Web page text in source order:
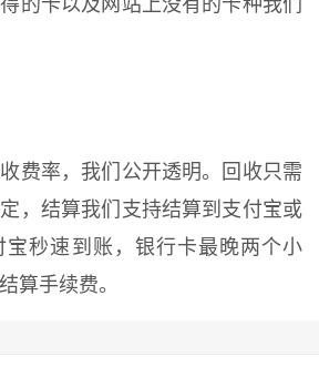
的卡以及网站上没有的卡种我们
率，我们公开透明。回收只需
，结算我们支持结算到支付宝或
宝秒速到账，银行卡最晚两个小
算手续费。